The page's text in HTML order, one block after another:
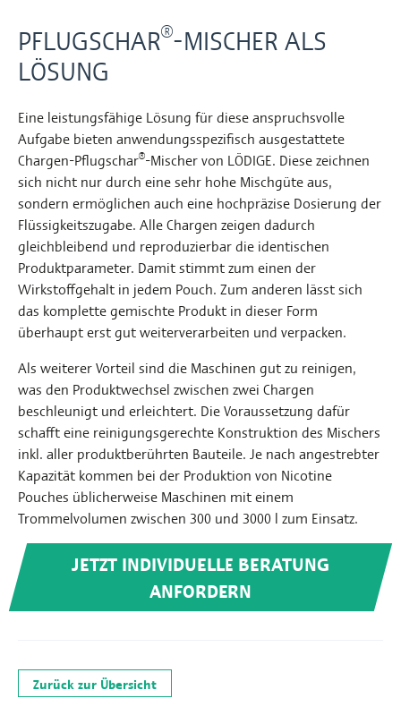
PFLUGSCHAR®-MISCHER ALS
LÖSUNG
Eine leistungsfähige Lösung für diese anspruchsvolle
Aufgabe bieten anwendungsspezifisch ausgestattete
Chargen-Pflugschar®-Mischer von LÖDIGE. Diese zeichnen
sich nicht nur durch eine sehr hohe Mischgüte aus,
sondern ermöglichen auch eine hochpräzise Dosierung der
Flüssigkeitszugabe. Alle Chargen zeigen dadurch
gleichbleibend und reproduzierbar die identischen
Produktparameter. Damit stimmt zum einen der
Wirkstoffgehalt in jedem Pouch. Zum anderen lässt sich
das komplette gemischte Produkt in dieser Form
überhaupt erst gut weiterverarbeiten und verpacken.
Als weiterer Vorteil sind die Maschinen gut zu reinigen,
was den Produktwechsel zwischen zwei Chargen
beschleunigt und erleichtert. Die Voraussetzung dafür
schafft eine reinigungsgerechte Konstruktion des Mischers
inkl. aller produktberührten Bauteile. Je nach angestrebter
Kapazität kommen bei der Produktion von Nicotine
Pouches üblicherweise Maschinen mit einem
Trommelvolumen zwischen 300 und 3000 l zum Einsatz.
JETZT INDIVIDUELLE BERATUNG
ANFORDERN
Zurück zur Übersicht